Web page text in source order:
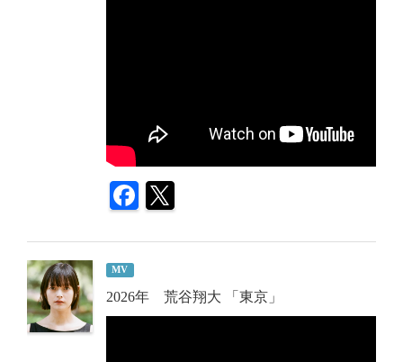
MV
2026年 荒谷翔大 「東京」